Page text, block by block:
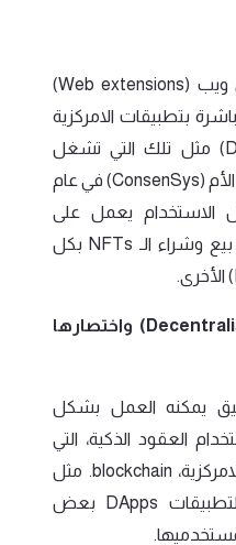
كانت موجودة سابقاً كملحق ويب (Web extensions)
بتطبيقات الامركزية
(Decentralised applications) مثل تلك التي تشغل
NFTs. ومع ذلك فإن الشركة الأم (ConsenSys) في عام
الاستخدام يعمل على
الهواتف الذكية مما يتيح لك بيع وشراء الـ NFTs بكل
ما هي (Decentralised applications) واختصارها
يمكنه العمل بشكل
العقود الذكية، التي
تعمل على نظام الحوسبة اللامركزية، blockchain. مثل
التطبيقات التقليدية، توفر التطبيقات DApps بعض